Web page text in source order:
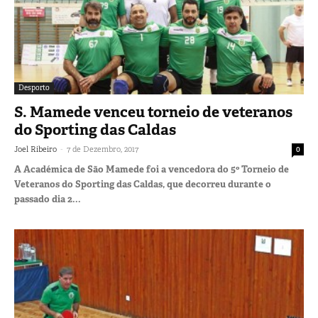
Desporto
S. Mamede venceu torneio de veteranos
do Sporting das Caldas
Joel Ribeiro - 7 de Dezembro, 2017 0
A Académica de São Mamede foi a vencedora do 5º Torneio de
Veteranos do Sporting das Caldas, que decorreu durante o
passado dia 2...